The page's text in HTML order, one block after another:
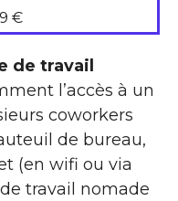
€
de travail
l’accès à un
coworkers
de bureau,
(en wifi ou via
travail nomade